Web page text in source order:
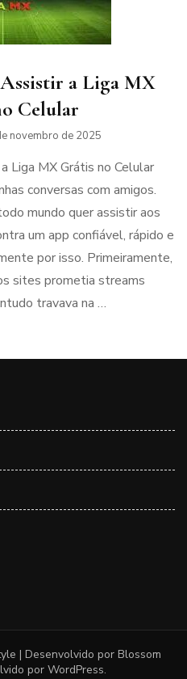
a Liga MX
Celular
novembro de 2025
Liga MX Grátis no Celular
conversas com amigos.
mundo quer assistir aos
um app confiável, rápido e
por isso. Primeiramente,
sites prometia streams
travava na …
| Desenvolvido por Blossom
por WordPress.